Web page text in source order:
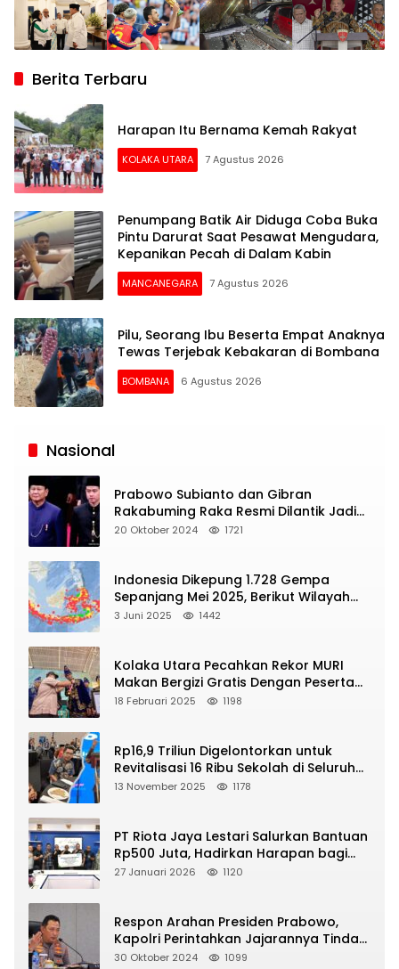
Berita Terbaru
Harapan Itu Bernama Kemah Rakyat
KOLAKA UTARA 7 Agustus 2026
Penumpang Batik Air Diduga Coba Buka
Pintu Darurat Saat Pesawat Mengudara,
Kepanikan Pecah di Dalam Kabin
MANCANEGARA 7 Agustus 2026
Pilu, Seorang Ibu Beserta Empat Anaknya
Tewas Terjebak Kebakaran di Bombana
BOMBANA 6 Agustus 2026
Siaran
Nasional
Prabowo Subianto dan Gibran
Rakabuming Raka Resmi Dilantik Jadi
Presiden dan Wapres RI
20 Oktober 2024 1721
Indonesia Dikepung 1.728 Gempa
Sepanjang Mei 2025, Berikut Wilayah
Yang Intens Diguncang!
3 Juni 2025 1442
Kolaka Utara Pecahkan Rekor MURI
Makan Bergizi Gratis Dengan Peserta
Terbanyak
18 Februari 2025 1198
Rp16,9 Triliun Digelontorkan untuk
Revitalisasi 16 Ribu Sekolah di Seluruh
Indonesia
13 November 2025 1178
PT Riota Jaya Lestari Salurkan Bantuan
Rp500 Juta, Hadirkan Harapan bagi
Korban Bencana di Sumatera
27 Januari 2026 1120
Respon Arahan Presiden Prabowo,
Kapolri Perintahkan Jajarannya Tindak
Tegas Pelaku Judi Online
30 Oktober 2024 1099